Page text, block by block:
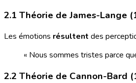
2.1 Théorie de James-Lange
Les émotions résultent des
« Nous sommes tristes parce
2.2 Théorie de Cannon-Bard